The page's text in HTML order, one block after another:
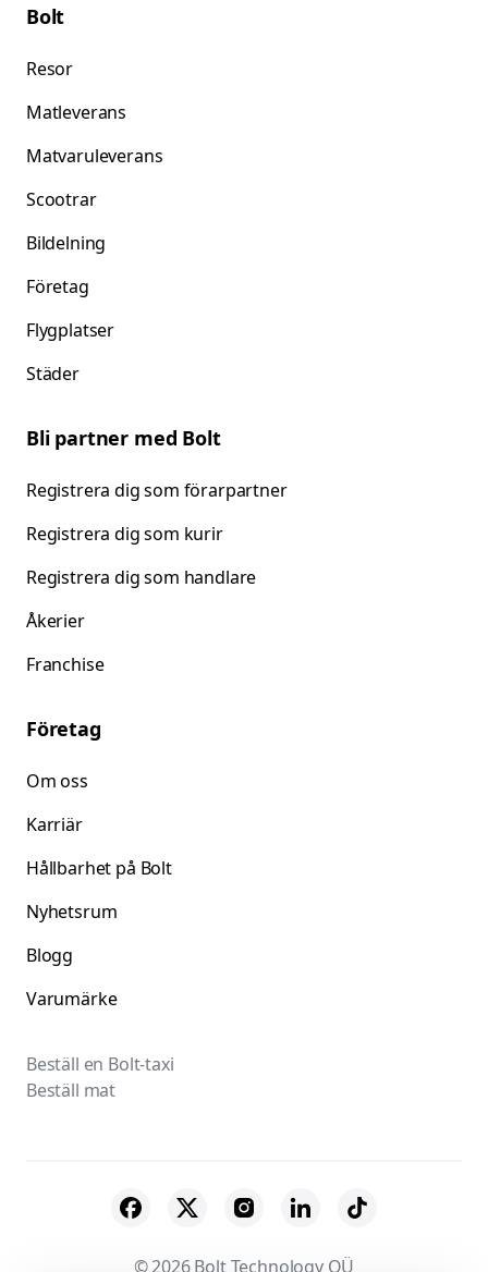
Bolt
Resor
Matleverans
Matvaruleverans
Scootrar
Bildelning
Företag
Flygplatser
Städer
Bli partner med Bolt
Registrera dig som förarpartner
Registrera dig som kurir
Registrera dig som handlare
Åkerier
Franchise
Företag
Om oss
Karriär
Hållbarhet på Bolt
Nyhetsrum
Blogg
Varumärke
Beställ en Bolt-taxi
Beställ mat
© 2026 Bolt Technology OÜ